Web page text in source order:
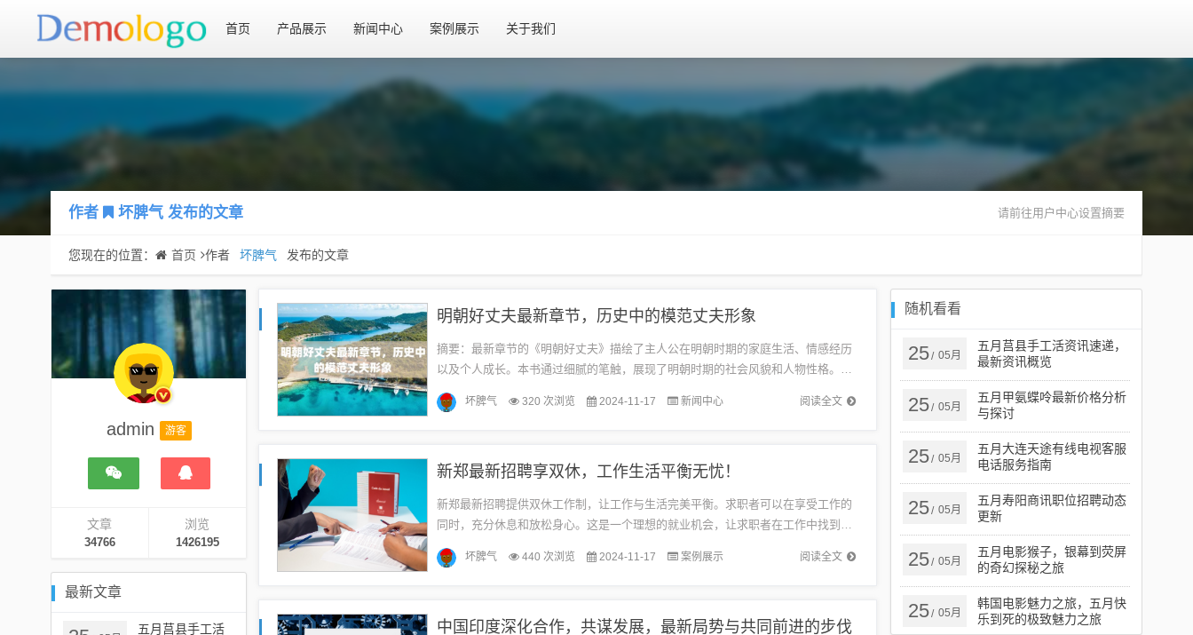
首页 产品展示 新闻中心 案例展示 关于我们
作者 坏脾气 发布的文章 请前往用户中心设置摘要
您现在的位置： 首页 作者 坏脾气 发布的文章
admin 游客
文章
34766
浏览
1426195
最新文章
五月莒县手工活
明朝好丈夫最新章节，历史中的模范丈夫形象
摘要：最新章节的《明朝好丈夫》描绘了主人公在明朝时期的家庭生活、情感经历
以及个人成长。本书通过细腻的笔触，展现了明朝时期的社会风貌和人物性格。主
人公在面临各种挑战时，展现出勇敢和智慧，成为了一个好丈夫的典范。本书值
得...
阅读全文
坏脾气 320 次浏览 2024-11-17 新闻中心
新郑最新招聘享双休，工作生活平衡无忧！
新郑最新招聘提供双休工作制，让工作与生活完美平衡。求职者可以在享受工作的
同时，充分休息和放松身心。这是一个理想的就业机会，让求职者在工作中找到生
活的乐趣，实现个人价值的同时享受双休带来的愉悦。随着新郑市经济的蓬勃发
展...
阅读全文
坏脾气 440 次浏览 2024-11-17 案例展示
中国印度深化合作，共谋发展，最新局势与共同前进的步伐
随机看看
25/ 05月
五月莒县手工活资讯速递，
最新资讯概览
25/ 05月
五月甲氨蝶呤最新价格分析
与探讨
25/ 05月
五月大连天途有线电视客服
电话服务指南
25/ 05月
五月寿阳商讯职位招聘动态
更新
25/ 05月
五月电影猴子，银幕到荧屏
的奇幻探秘之旅
25/ 05月
韩国电影魅力之旅，五月快
乐到死的极致魅力之旅